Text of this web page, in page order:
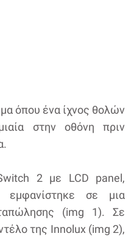
όπου ένα ίχνος θολών
στην οθόνη πριν
2 με LCD panel,
εμφανίστηκε σε μια
(img 1). Σε
της Innolux (img 2),